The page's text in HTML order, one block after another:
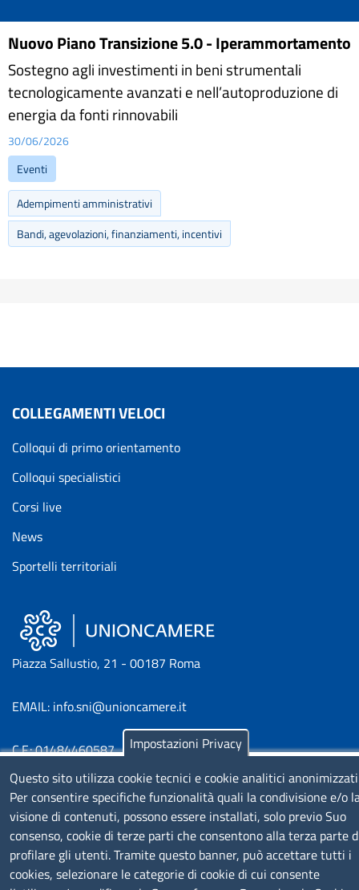
Nuovo Piano Transizione 5.0 - Iperammortamento
Sostegno agli investimenti in beni strumentali
tecnologicamente avanzati e nell’autoproduzione di
energia da fonti rinnovabili
30/06/2026
Eventi
Adempimenti amministrativi
Bandi, agevolazioni, finanziamenti, incentivi
COLLEGAMENTI VELOCI
Colloqui di primo orientamento
Colloqui specialistici
Corsi live
News
Sportelli territoriali
Piazza Sallustio, 21 - 00187 Roma
EMAIL: info.sni@unioncamere.it
C.F.: 01484460587
P.Iva: 01000211001
SERVIZIO REALIZZATO DA
Impostazioni Privacy
Questo sito utilizza cookie tecnici e cookie analitici
Per consentire specifiche funzionalità quali la condivisione e/o
visione di contenuti, possono essere installati, solo previo Suo
consenso, cookie di terze parti che consentono alla terza parte
profilare gli utenti. Tramite questo banner, può accettare tutti i
cookies, selezionare le categorie di cookie di cui consente